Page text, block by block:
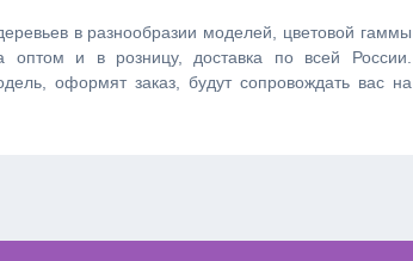
в разнообразии моделей, цветовой гаммы
и в розницу, доставка по всей России.
оформят заказ, будут сопровождать вас на